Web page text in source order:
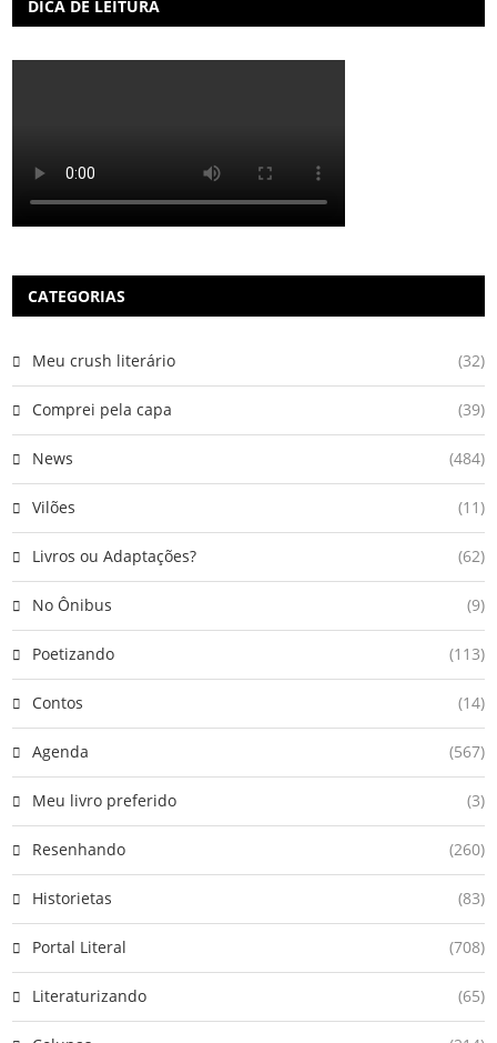
DICA DE LEITURA
CATEGORIAS
Meu crush literário (32)
Comprei pela capa (39)
News (484)
Vilões (11)
Livros ou Adaptações? (62)
No Ônibus (9)
Poetizando (113)
Contos (14)
Agenda (567)
Meu livro preferido (3)
Resenhando (260)
Historietas (83)
Portal Literal (708)
Literaturizando (65)